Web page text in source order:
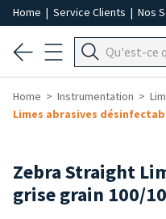
Home | Service Clients | Nos
Home Instrumentation
Limes abrasives
Zebra Straight
grise grain 100/